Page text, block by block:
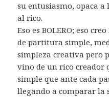
su entusiasmo, opaca
al rico.
Eso es BOLERO; eso
de partitura simple,
simpleza creativa pero
vino de un rico creador
simple que ante cada
llegando a comparar la